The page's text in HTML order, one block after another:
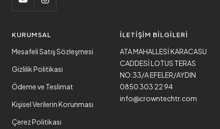
KURUMSAL
Mesafeli Satış Sözleşmesi
Gizlilik Politikası
Ödeme ve Teslimat
Kişisel Verilerin Korunması
Çerez Politikası
İLETİŞİM BİLGİLERİ
ATA MAHALLESİ KARACASU
CADDESİ LOTUS TERAS
NO:33/A EFELER/AYDIN
0850 303 22 94
info@crowntechtr.com